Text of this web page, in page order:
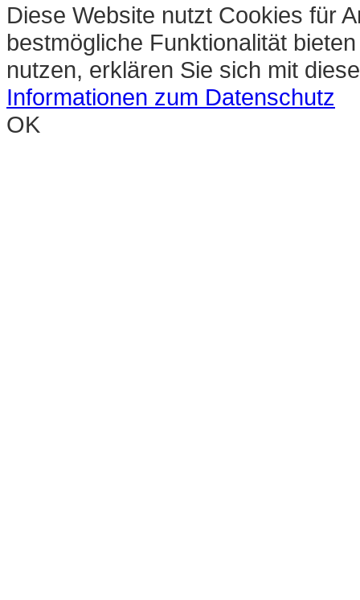
Diese Website nutzt Cookies für
bestmögliche Funktionalität
nutzen, erklären Sie sich mit
Informationen zum Datenschutz
OK